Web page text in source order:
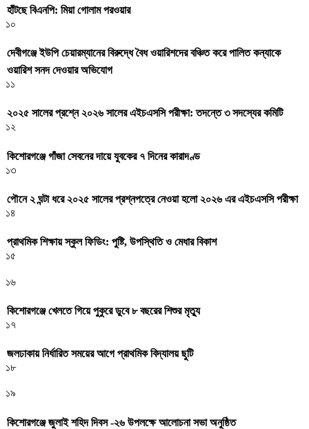
হাঁটছে বিএনপি: মিয়া গোলাম পরওয়ার
১০
দেবীগঞ্জে ইউপি চেয়ারম্যানের বিরুদ্ধে বৈধ ওয়ারিশদের বঞ্চিত করে পালিত কন্যাকে
ওয়ারিশ সনদ দেওয়ার অভিযোগ
১১
২০২৫ সালের প্রশ্নে ২০২৬ সালের এইচএসসি পরীক্ষা: তদন্তে ৩ সদস্যের কমিটি
১২
কিশোরগঞ্জে গাঁজা সেবনের দায়ে যুবকের ৭ দিনের কারাদণ্ড
১৩
পৌনে ২ ঘন্টা ধরে ২০২৫ সালের প্রশ্নপত্রে নেওয়া হলো ২০২৬ এর এইচএসসি পরীক্ষা
১৪
প্রাথমিক শিক্ষায় স্কুল ফিডিং: পুষ্টি, উপস্থিতি ও মেধার বিকাশ
১৫
১৬
কিশোরগঞ্জে খেলতে গিয়ে পুকুরে ডুবে ৮ বছরের শিশুর মৃত্যু
১৭
জলঢাকায় নির্ধারিত সময়ের আগে প্রাথমিক বিদ্যালয় ছুটি
১৮
১৯
কিশোরগঞ্জে জুলাই শহিদ দিবস -২৬ উপলক্ষে আলোচনা সভা অনুষ্ঠিত